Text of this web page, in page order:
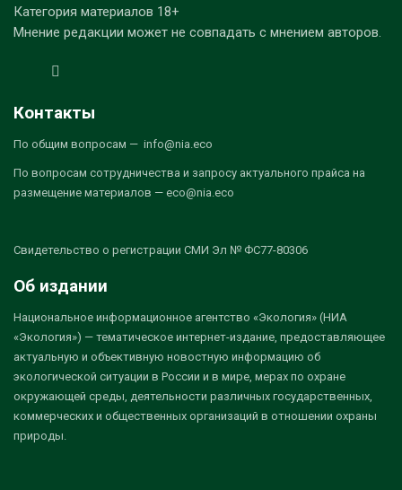
Категория материалов 18+
Мнение редакции может не совпадать с мнением авторов.
Контакты
По общим вопросам — info@nia.eco
По вопросам сотрудничества и запросу актуального прайса на
размещение материалов — eco@nia.eco
Свидетельство о регистрации СМИ Эл № ФС77-80306
Об издании
Национальное информационное агентство «Экология» (НИА
«Экология») — тематическое интернет-издание, предоставляющее
актуальную и объективную новостную информацию об
экологической ситуации в России и в мире, мерах по охране
окружающей среды, деятельности различных государственных,
коммерческих и общественных организаций в отношении охраны
природы.